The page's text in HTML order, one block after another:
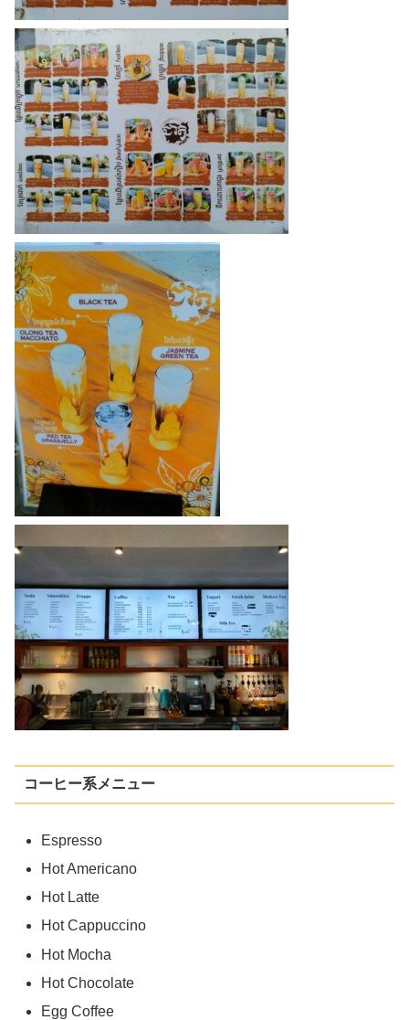
コーヒー系メニュー
Espresso
Hot Americano
Hot Latte
Hot Cappuccino
Hot Mocha
Hot Chocolate
Egg Coffee